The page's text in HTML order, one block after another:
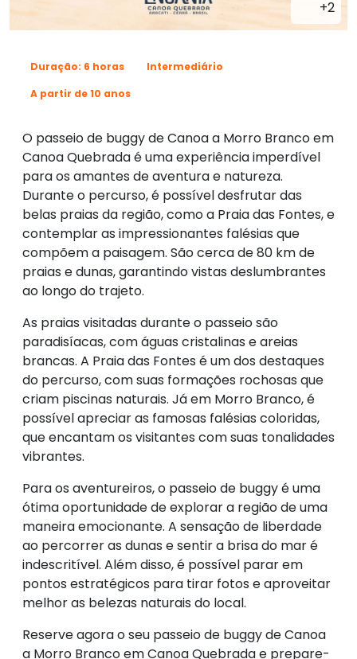
+2
Duração: 6 horas
Intermediário
A partir de 10 anos
O passeio de buggy de Canoa a Morro Branco em
Canoa Quebrada é uma experiência imperdível
para os amantes de aventura e natureza.
Durante o percurso, é possível desfrutar das
belas praias da região, como a Praia das Fontes, e
contemplar as impressionantes falésias que
compõem a paisagem. São cerca de 80 km de
praias e dunas, garantindo vistas deslumbrantes
ao longo do trajeto.
As praias visitadas durante o passeio são
paradisíacas, com águas cristalinas e areias
brancas. A Praia das Fontes é um dos destaques
do percurso, com suas formações rochosas que
criam piscinas naturais. Já em Morro Branco, é
possível apreciar as famosas falésias coloridas,
que encantam os visitantes com suas tonalidades
vibrantes.
Para os aventureiros, o passeio de buggy é uma
ótima oportunidade de explorar a região de uma
maneira emocionante. A sensação de liberdade
ao percorrer as dunas e sentir a brisa do mar é
indescritível. Além disso, é possível parar em
pontos estratégicos para tirar fotos e aproveitar
melhor as belezas naturais do local.
Reserve agora o seu passeio de buggy de Canoa
a Morro Branco em Canoa Quebrada e prepare-